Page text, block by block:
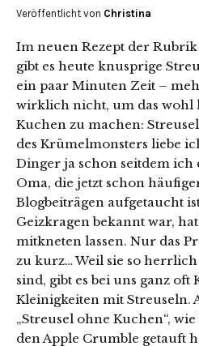
Veröffentlicht von Christina
Im neuen Rezept der Rubrik
gibt es heute knusprige
ein paar Minuten Zeit –
wirklich nicht, um das wohl
Kuchen zu machen:
des Krümelmonsters liebe
Dinger ja schon seitdem ich
Oma, die jetzt schon
Blogbeiträgen aufgetaucht
Geizkragen bekannt war,
mitkneten lassen. Nur das
zu kurz… Weil sie so
sind, gibt es bei uns ganz oft
Kleinigkeiten mit Streuseln.
„Streusel ohne Kuchen“,
den Apple Crumble getauft